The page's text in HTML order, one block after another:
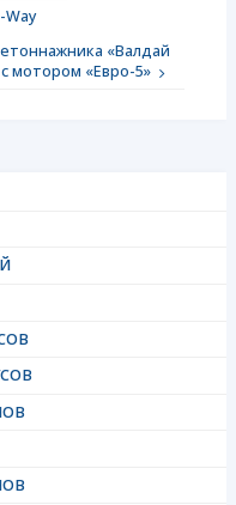
Way
«Валдай
с мотором «Евро-5»